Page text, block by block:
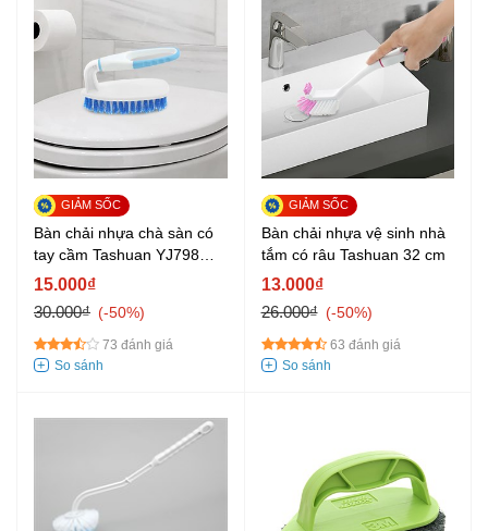
Bàn chải nhựa chà sàn có
tay cầm Tashuan YJ798
15cm
15.000₫
30.000₫
-50%
73 đánh giá
Bàn chải nhựa vệ sinh nhà
tắm có râu Tashuan 32 cm
13.000₫
26.000₫
-50%
63 đánh giá